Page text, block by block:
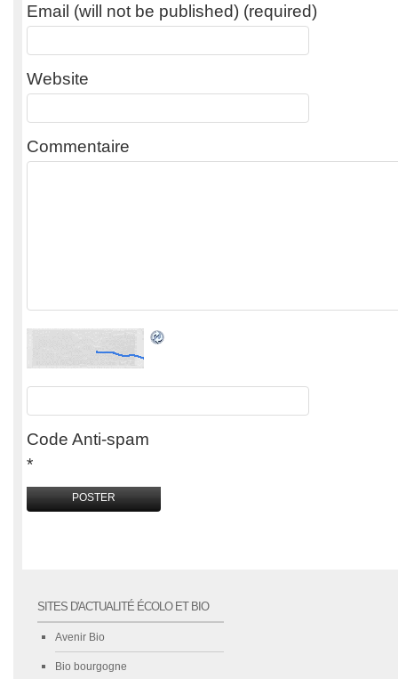
Email (will not be published) (required)
Website
Commentaire
Code Anti-spam
*
SITES D'ACTUALITÉ ÉCOLO ET BIO
Avenir Bio
Bio bourgogne